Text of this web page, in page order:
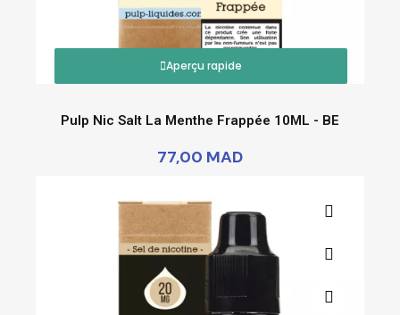
Aperçu rapide
Pulp Nic Salt La Menthe Frappée 10ML - BE
77,00 MAD